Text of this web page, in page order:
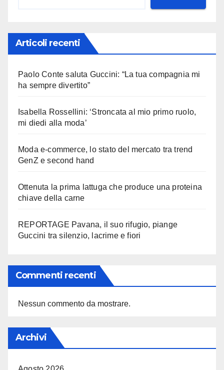
Articoli recenti
Paolo Conte saluta Guccini: “La tua compagnia mi
ha sempre divertito”
Isabella Rossellini: ‘Stroncata al mio primo ruolo,
mi diedi alla moda’
Moda e-commerce, lo stato del mercato tra trend
GenZ e second hand
Ottenuta la prima lattuga che produce una proteina
chiave della carne
REPORTAGE Pavana, il suo rifugio, piange
Guccini tra silenzio, lacrime e fiori
Commenti recenti
Nessun commento da mostrare.
Archivi